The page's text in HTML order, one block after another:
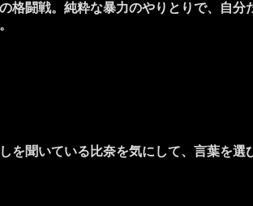
格闘戦。純粋な暴力のやりとりで、
聞いている比奈を気にして、言葉を選